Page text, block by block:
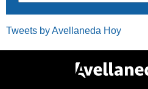
Tweets by Avellaneda Hoy